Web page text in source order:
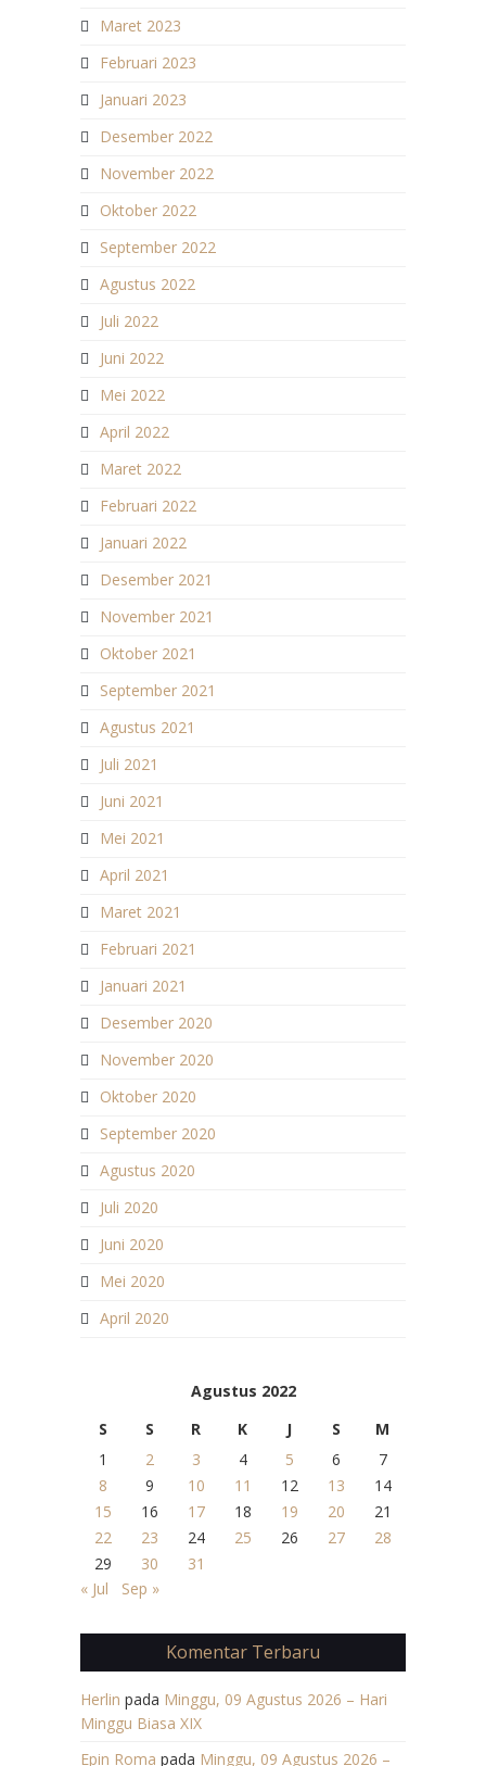
Maret 2023
Februari 2023
Januari 2023
Desember 2022
November 2022
Oktober 2022
September 2022
Agustus 2022
Juli 2022
Juni 2022
Mei 2022
April 2022
Maret 2022
Februari 2022
Januari 2022
Desember 2021
November 2021
Oktober 2021
September 2021
Agustus 2021
Juli 2021
Juni 2021
Mei 2021
April 2021
Maret 2021
Februari 2021
Januari 2021
Desember 2020
November 2020
Oktober 2020
September 2020
Agustus 2020
Juli 2020
Juni 2020
Mei 2020
April 2020
Agustus 2022
S
S R K J S
M
1
2 3 4 5 6
7
8
9 10 11 12 13
14
15
16 17 18 19 20
21
22
23 24 25 26 27
28
29
30
31
« Jul
Sep »
Komentar Terbaru
Herlin pada Minggu, 09 Agustus 2026 – Hari
Minggu Biasa XIX
Epin Roma pada Minggu, 09 Agustus 2026 –